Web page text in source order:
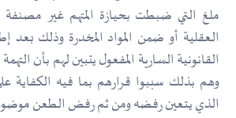
ملغ التي ضبطت بحيازة المتهم غير مصنفة
العقلية أو ضمن المواد المخدرة وذلك
القانونية السارية المفعول يتبين لهم بأن
وهم بذلك سببوا قرارهم بما فيه الكفاية
الذي يتعين رفضه ومن ثم رفض الطعن